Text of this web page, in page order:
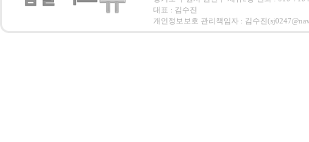
대표 : 김수진
개인정보보호 관리책임자 : 김수진